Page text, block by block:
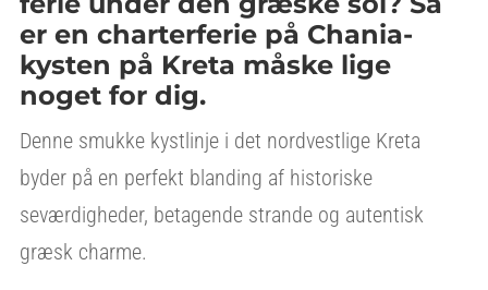
er en charterferie på Chania-
kysten på Kreta måske lige
noget for dig.
Denne smukke kystlinje i det nordvestlige Kreta
byder på en perfekt blanding af historiske
seværdigheder, betagende strande og autentisk
græsk charme.